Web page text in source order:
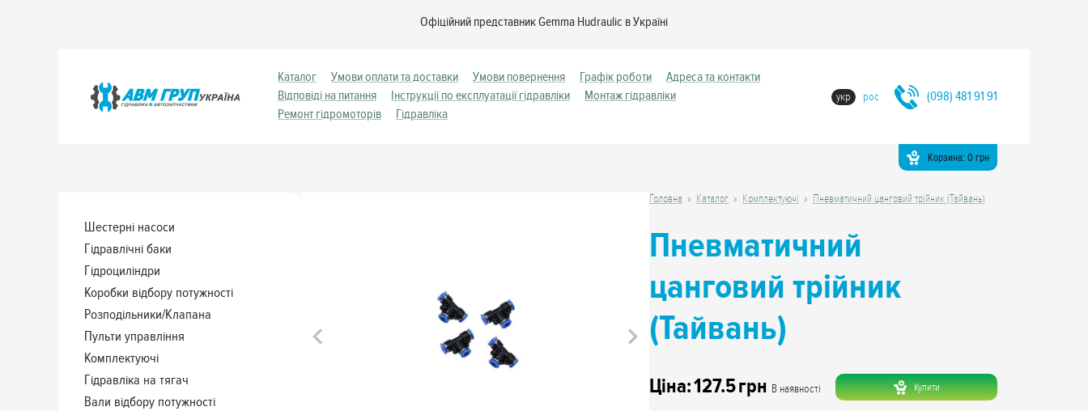
Офіційний представник Gemma Hudraulic в Україні
Каталог Умови оплати та доставки Умови повернення Графік роботи
Адреса та контакти
Відповіді на питання
Інструкції по експлуатації гідравліки
Монтаж гідравліки
Ремонт гідромоторів
Гідравліка
укр рос (098) 481 91 91
Корзина: 0 грн
Шестерні насоси
Гідравлічні баки
Гідроциліндри
Коробки відбору потужності
Розподільники/Клапана
Пульти управління
Комплектуючі
Гідравліка на тягач
Вали відбору потужності
Головна Каталог Комплектуючі Пневматичний цанговий трійник (Тайвань)
Пневматичний
цанговий трійник
(Тайвань)
Ціна:127.5грн В наявності Купити